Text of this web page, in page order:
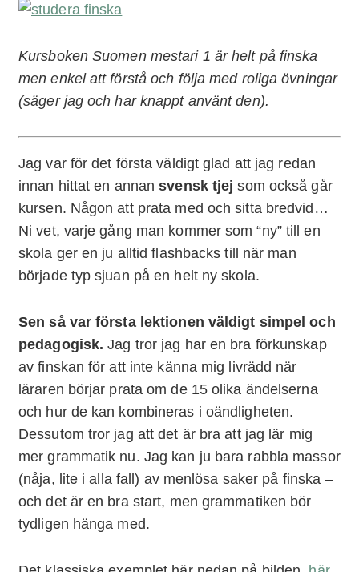
Kursboken Suomen mestari 1 är helt på finska
men enkel att förstå och följa med roliga övningar
(säger jag och har knappt använt den).
Jag var för det första väldigt glad att jag redan
innan hittat en annansvensk tjej som också går
kursen. Någon att prata med och sitta bredvid…
Ni vet, varje gång man kommer som “ny” till en
skola ger en ju alltid flashbacks till när man
började typ sjuan på en helt ny skola.
Sen så var första lektionen väldigt simpel och
pedagogisk. Jag tror jag har en bra förkunskap
av finskan för att inte känna mig livrädd när
läraren börjar prata om de 15 olika ändelserna
och hur de kan kombineras i oändligheten.
Dessutom tror jag att det är bra att jag lär mig
mer grammatik nu. Jag kan ju bara rabbla massor
(nåja, lite i alla fall) av menlösa saker på finska –
och det är en bra start, men grammatiken bör
tydligen hänga med.